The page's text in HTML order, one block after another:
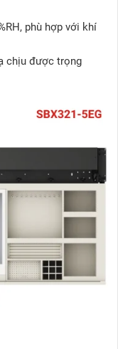
phù hợp với khí
chịu được trọng